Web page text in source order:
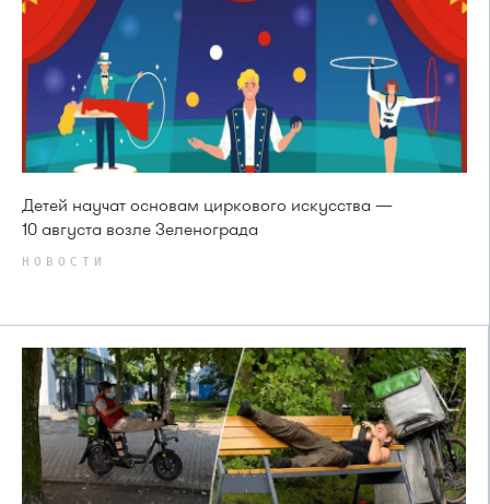
Детей научат основам циркового искусства —
10 августа возле Зеленограда
НОВОСТИ